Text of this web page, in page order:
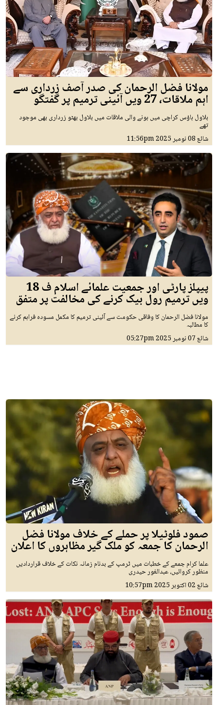
مولانا فضل الرحمان کی صدر آصف زرداری سے
اہم ملاقات، 27 ویں آئینی ترمیم پر گفتگو
بلاول ہاؤس کراچی میں ہونے والی ملاقات میں بلاول بھٹو زرداری بھی موجود
تھے
شائع08 نومبر 2025 11:56pm
پیپلز پارٹی اور جمعیت علمائے اسلام ف 18
ویں ترمیم رول بیک کرنے کی مخالفت پر متفق
مولانا فضل الرحمان کا وفاقی حکومت سے آئینی ترمیم کا مکمل مسودہ فراہم کرنے
کا مطالبہ
شائع07 نومبر 2025 05:27pm
صمود فلوٹیلا پر حملے کے خلاف مولانا فضل
الرحمان کا جمعہ کو ملک گیر مظاہروں کا اعلان
علما کرام جمعے کے خطبات میں ٹرمپ کے بدنام زمانہ نکات کے خلاف قراردادیں
منظور کروائیں، عبدالغور حیدری
شائع02 اکتوبر 2025 10:57pm